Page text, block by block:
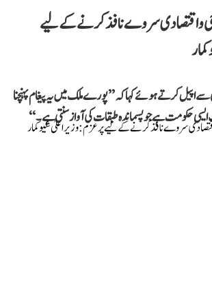
و اقتصادی سروے نافذ کرنے کے لیے
اپیل کرتے ہوئے کہا کہ ’’پورے ملک میں یہ پیغام پہنچنا
حکومت ہے جو پسماندہ طبقات کی آواز سنتی ہے۔‘‘